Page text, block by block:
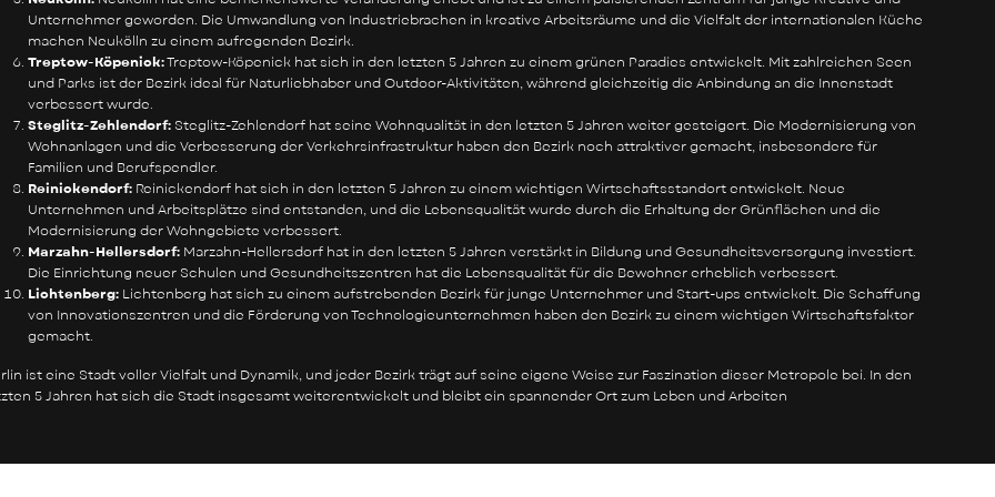
Unternehmer geworden. Die Umwandlung von Industriebrachen in kreative Arbeitsräume und die Vielfalt der internationalen Küche
machen Neukölln zu einem aufregenden Bezirk.
Treptow-Köpenick:Treptow-Köpenick hat sich in den letzten 5 Jahren zu einem grünen Paradies entwickelt. Mit zahlreichen Seen
und Parks ist der Bezirk ideal für Naturliebhaber und Outdoor-Aktivitäten, während gleichzeitig die Anbindung an die Innenstadt
verbessert wurde.
Steglitz-Zehlendorf: Steglitz-Zehlendorf hat seine Wohnqualität in den letzten 5 Jahren weiter gesteigert. Die Modernisierung von
Wohnanlagen und die Verbesserung der Verkehrsinfrastruktur haben den Bezirk noch attraktiver gemacht, insbesondere für
Familien und Berufspendler.
Reinickendorf: Reinickendorf hat sich in den letzten 5 Jahren zu einem wichtigen Wirtschaftsstandort entwickelt. Neue
Unternehmen und Arbeitsplätze sind entstanden, und die Lebensqualität wurde durch die Erhaltung der Grünflächen und die
Modernisierung der Wohngebiete verbessert.
Marzahn-Hellersdorf: Marzahn-Hellersdorf hat in den letzten 5 Jahren verstärkt in Bildung und Gesundheitsversorgung investiert.
Die Einrichtung neuer Schulen und Gesundheitszentren hat die Lebensqualität für die Bewohner erheblich verbessert.
Lichtenberg: Lichtenberg hat sich zu einem aufstrebenden Bezirk für junge Unternehmer und Start-ups entwickelt. Die Schaffung
von Innovationszentren und die Förderung von Technologieunternehmen haben den Bezirk zu einem wichtigen Wirtschaftsfaktor
gemacht.
ist eine Stadt voller Vielfalt und Dynamik, und jeder Bezirk trägt auf seine eigene Weise zur Faszination dieser Metropole bei. In den
5 Jahren hat sich die Stadt insgesamt weiterentwickelt und bleibt ein spannender Ort zum Leben und Arbeiten